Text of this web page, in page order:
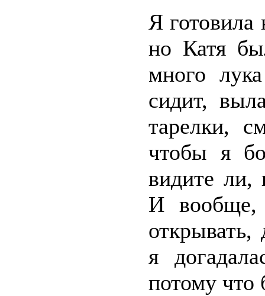
Я готовила
но Катя
много
сидит,
тарелки,
чтобы я
видите ли,
И вообще,
я
потому что